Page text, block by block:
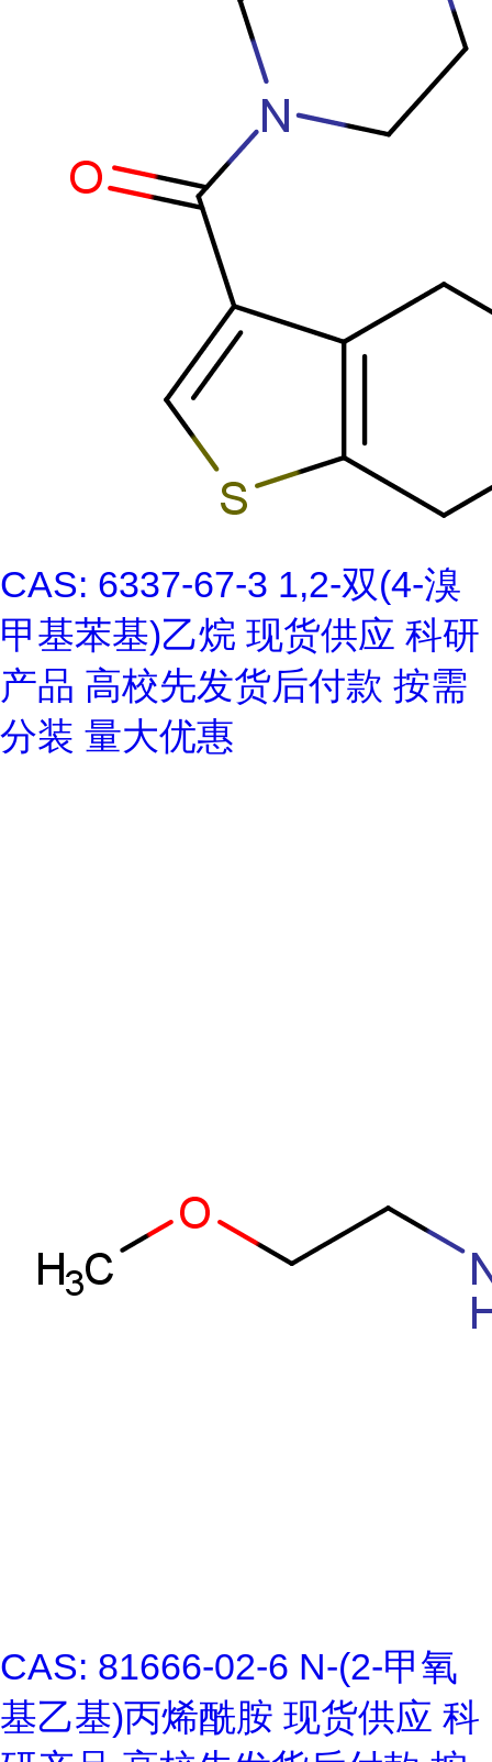
CAS: 6337-67-3 1,2-双(4-溴
甲基苯基)乙烷 现货供应 科研
产品 高校先发货后付款 按需
分装 量大优惠
CAS: 81666-02-6 N-(2-甲氧
基乙基)丙烯酰胺 现货供应 科